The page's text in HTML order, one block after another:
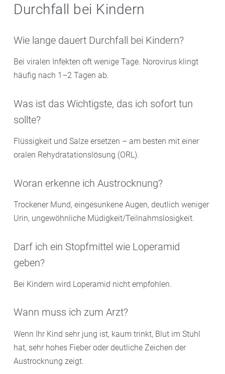
Durchfall bei Kindern
Wie lange dauert Durchfall bei Kindern?
Bei viralen Infekten oft wenige Tage. Norovirus klingt
häufig nach 1–2 Tagen ab.
Was ist das Wichtigste, das ich sofort tun
sollte?
Flüssigkeit und Salze ersetzen – am besten mit einer
oralen Rehydratationslösung (ORL).
Woran erkenne ich Austrocknung?
Trockener Mund, eingesunkene Augen, deutlich weniger
Urin, ungewöhnliche Müdigkeit/Teilnahmslosigkeit.
Darf ich ein Stopfmittel wie Loperamid
geben?
Bei Kindern wird Loperamid nicht empfohlen.
Wann muss ich zum Arzt?
Wenn Ihr Kind sehr jung ist, kaum trinkt, Blut im Stuhl
hat, sehr hohes Fieber oder deutliche Zeichen der
Austrocknung zeigt.